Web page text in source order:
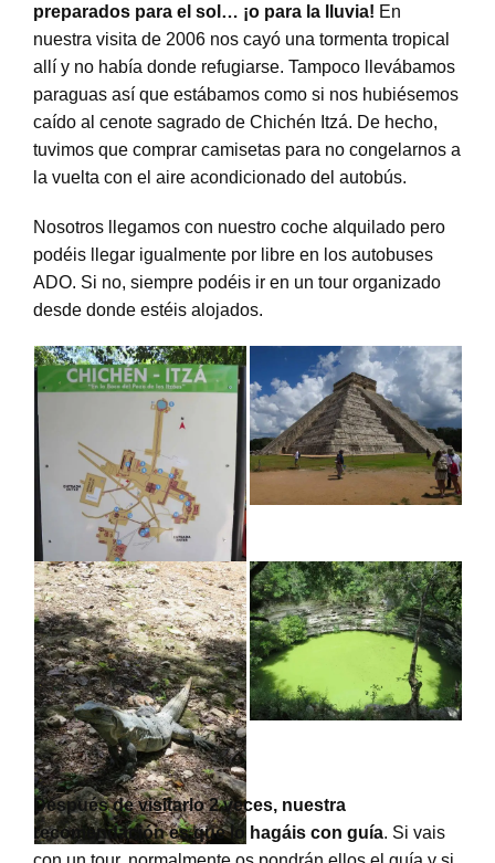
preparados para el sol… ¡o para la lluvia! En
nuestra visita de 2006 nos cayó una tormenta tropical
allí y no había donde refugiarse. Tampoco llevábamos
paraguas así que estábamos como si nos hubiésemos
caído al cenote sagrado de Chichén Itzá. De hecho,
tuvimos que comprar camisetas para no congelarnos a
la vuelta con el aire acondicionado del autobús.
Nosotros llegamos con nuestro coche alquilado pero
podéis llegar igualmente por libre en los autobuses
ADO. Si no, siempre podéis ir en un tour organizado
desde donde estéis alojados.
Después de visitarlo 2 veces, nuestra
recomendación es que lo hagáis con guía. Si vais